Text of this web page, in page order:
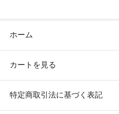
ホーム
カートを見る
特定商取引法に基づく表記